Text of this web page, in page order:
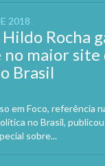
2018
Rocha
no maior site
Brasil
em Foco, referência
no Brasil,
sobre...